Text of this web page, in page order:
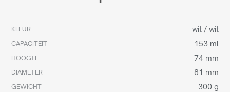
KLEUR wit / wit
CAPACITEIT 153 ml
HOOGTE 74 mm
DIAMETER 81 mm
GEWICHT 300 g